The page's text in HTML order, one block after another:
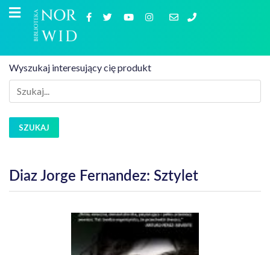
Wyszukaj interesujący cię produkt
SZUKAJ
Diaz Jorge Fernandez: Sztylet